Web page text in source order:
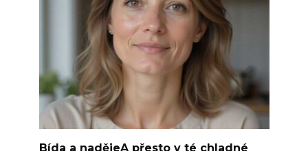
Bída a nadějeA přesto v té chladné